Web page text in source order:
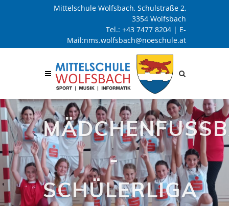
Mittelschule Wolfsbach, Schulstraße 2,
3354 Wolfsbach
Tel.: +43 7477 8204 | E-
Mail:nms.wolfsbach@noeschule.at
Site
S
CHÜLERLIGA I